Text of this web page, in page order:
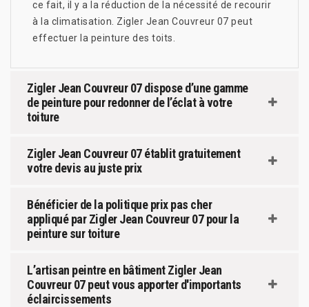
ce fait, il y a la réduction de la nécessité de recourir
à la climatisation. Zigler Jean Couvreur 07 peut
effectuer la peinture des toits.
Zigler Jean Couvreur 07 dispose d’une gamme
de peinture pour redonner de l’éclat à votre
toiture
Zigler Jean Couvreur 07 établit gratuitement
votre devis au juste prix
Bénéficier de la politique prix pas cher
appliqué par Zigler Jean Couvreur 07 pour la
peinture sur toiture
L’artisan peintre en bâtiment Zigler Jean
Couvreur 07 peut vous apporter d'importants
éclaircissements